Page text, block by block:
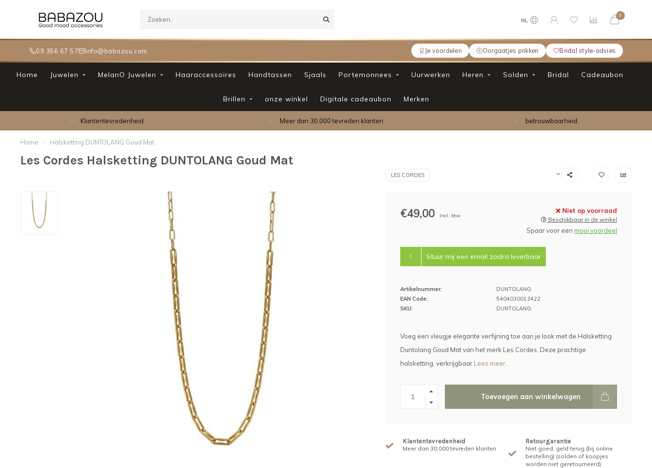
09 356 67 57 info@babazou.com Je voordelen Oorgaatjes prikken Bridal style-advies
NL
0
Home Juwelen MelanO Juwelen Haaraccessoires Handtassen Sjaals Portemonnees Uurwerken Heren Solden Bridal Cadeaubon
Brillen onze winkel Digitale cadeaubon Merken
Klantentevredenheid Meer dan 30.000 tevreden klanten betrouwbaarheid
Home / Halsketting DUNTOLANG Goud Mat
Les Cordes Halsketting DUNTOLANG Goud Mat
LES CORDES
€49,00 Incl. btw
Niet op voorraad
Beschikbaar in de winkel
Spaar voor een mooi voordeel
! Stuur mij een email zodra leverbaar
Artikelnummer:
DUNTOLANG
EAN Code:
5404030013422
SKU:
DUNTOLANG
Voeg een vleugje elegante verfijning toe aan je look met de Halsketting
Duntolang Goud Mat van het merk Les Cordes. Deze prachtige
halsketting, verkrijgbaar Lees meer..
Toevoegen aan winkelwagen
Klantentevredenheid
Meer dan 30.000 tevreden klanten
Retourgarantie
Niet goed, geld terug (bij online
bestelling) (solden of koopjes
worden niet geretourneerd)